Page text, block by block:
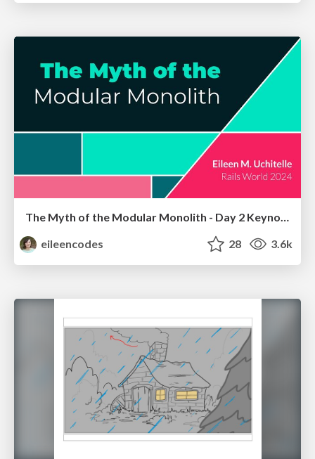
The Myth of the Modular Monolith - Day 2 Keynote - Rails World 2024
eileencodes
28 3.6k